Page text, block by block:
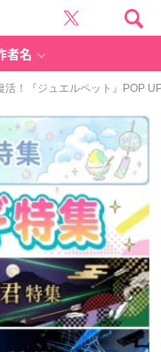
者名
！『ジュエルペット』POP